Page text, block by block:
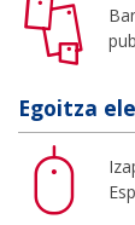
Egoitza